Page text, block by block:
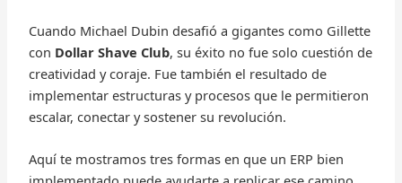
Cuando Michael Dubin desafió a gigantes como Gillette
con Dollar Shave Club, su éxito no fue solo cuestión de
creatividad y coraje. Fue también el resultado de
implementar estructuras y procesos que le permitieron
escalar, conectar y sostener su revolución.
Aquí te mostramos tres formas en que un ERP bien